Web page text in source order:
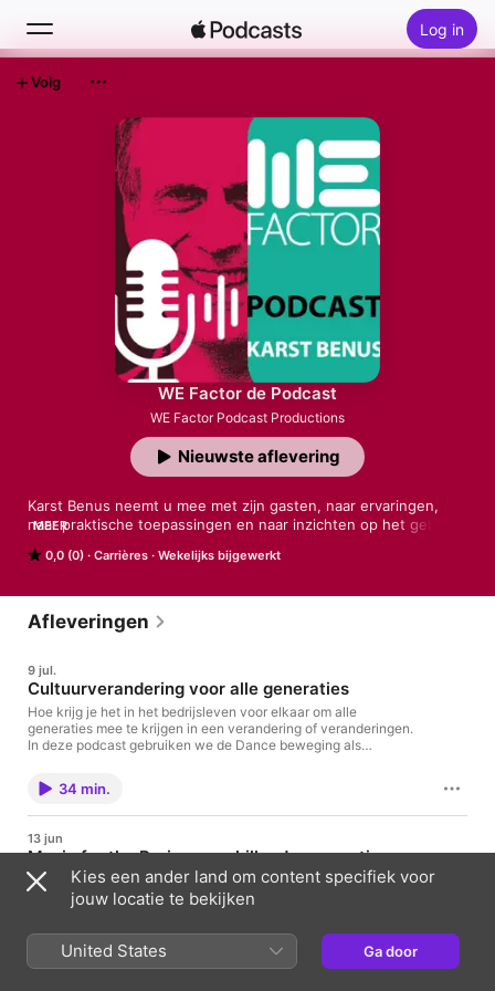
Log in
WE Factor de Podcast
WE Factor Podcast Productions
0,0 (0) Carrières Wekelijks bijgewerkt
Karst Benus neemt u mee met zijn gasten, naar ervaringen,
naar praktische toepassingen en naar inzichten op het gebied
binnen organisaties! Leuk, leerzaam en inspirerend!
MEER
Nieuwste aflevering
Volg
Afleveringen
9 jul.
Cultuurverandering voor alle generaties
Hoe krijg je het in het bedrijsleven voor elkaar om alle
generaties mee te krijgen in een verandering of veranderingen.
In deze podcast gebruiken we de Dance beweging als
organisatie toe te passen.eWeew
34 min.
13 jun
Music for the Brain: verschillende generaties
meenemen!
We hebben ons verbaasd over het fenomeen "Dance muziek"
er iets wat het bereik zo groot maakt......Erik-Jan en ik gaan
onderzoeken of we de sleutel kunnen vinden. En dat we die dan
ook in organisaties kunnen gebruiken. Dit is deel 1, in deel 2
34 min.
Kies een ander land om content specifiek voor
jouw locatie te bekijken
United States Ga door